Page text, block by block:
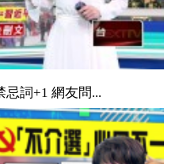
詞+1 網友問...